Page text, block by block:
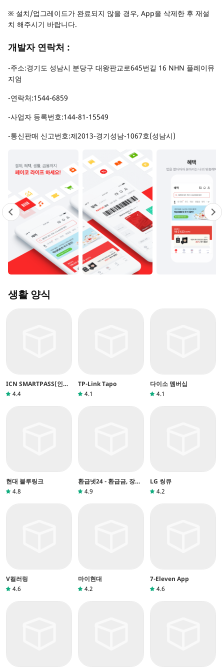
※ 설치/업그레이드가 완료되지 않을 경우, App을 삭제한 후 재설
치 해주시기 바랍니다.
개발자 연락처 :
-주소:경기도 성남시 분당구 대왕판교로645번길 16 NHN 플레이뮤
지엄
-연락처:1544-6859
-사업자 등록번호:144-81-15549
-통신판매 신고번호:제2013-경기성남-1067호(성남시)
생활 양식
ICN SMARTPASS(인천
공항 스마트패스)
4.4
TP-Link Tapo
4.1
다이소 멤버십
4.1
현대 블루링크
4.8
환급넷24 - 환급금, 장려
금, 지원금 가이드
4.9
LG 씽큐
4.2
V컬러링
4.6
마이현대
4.2
7-Eleven App
4.6